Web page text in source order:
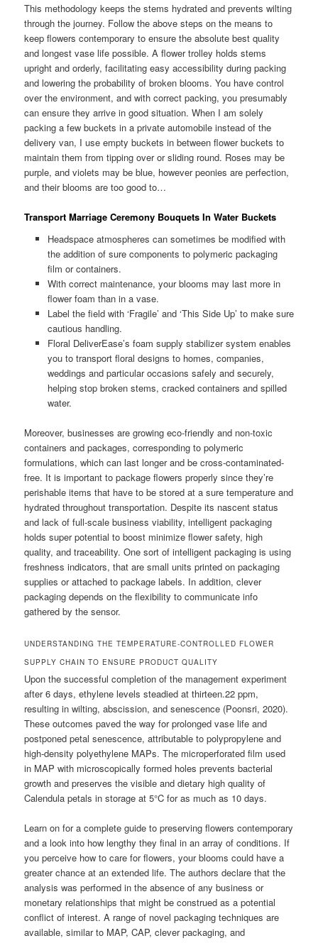
This methodology keeps the stems hydrated and prevents wilting
through the journey. Follow the above steps on the means to
keep flowers contemporary to ensure the absolute best quality
and longest vase life possible. A flower trolley holds stems
upright and orderly, facilitating easy accessibility during packing
and lowering the probability of broken blooms. You have control
over the environment, and with correct packing, you presumably
can ensure they arrive in good situation. When I am solely
packing a few buckets in a private automobile instead of the
delivery van, I use empty buckets in between flower buckets to
maintain them from tipping over or sliding round. Roses may be
purple, and violets may be blue, however peonies are perfection,
and their blooms are too good to…
Transport Marriage Ceremony Bouquets In Water Buckets
Headspace atmospheres can sometimes be modified with
the addition of sure components to polymeric packaging
film or containers.
With correct maintenance, your blooms may last more in
flower foam than in a vase.
Label the field with ‘Fragile’ and ‘This Side Up’ to make sure
cautious handling.
Floral DeliverEase’s foam supply stabilizer system enables
you to transport floral designs to homes, companies,
weddings and particular occasions safely and securely,
helping stop broken stems, cracked containers and spilled
water.
Moreover, businesses are growing eco-friendly and non-toxic
containers and packages, corresponding to polymeric
formulations, which can last longer and be cross-contaminated-
free. It is important to package flowers properly since they’re
perishable items that have to be stored at a sure temperature and
hydrated throughout transportation. Despite its nascent status
and lack of full-scale business viability, intelligent packaging
holds super potential to boost minimize flower safety, high
quality, and traceability. One sort of intelligent packaging is using
freshness indicators, that are small units printed on packaging
supplies or attached to package labels. In addition, clever
packaging depends on the flexibility to communicate info
gathered by the sensor.
UNDERSTANDING THE TEMPERATURE-CONTROLLED FLOWER
SUPPLY CHAIN TO ENSURE PRODUCT QUALITY
Upon the successful completion of the management experiment
after 6 days, ethylene levels steadied at thirteen.22 ppm,
resulting in wilting, abscission, and senescence (Poonsri, 2020).
These outcomes paved the way for prolonged vase life and
postponed petal senescence, attributable to polypropylene and
high-density polyethylene MAPs. The microperforated film used
in MAP with microscopically formed holes prevents bacterial
growth and preserves the visible and dietary high quality of
Calendula petals in storage at 5°C for as much as 10 days.
Learn on for a complete guide to preserving flowers contemporary
and a look into how lengthy they final in an array of conditions. If
you perceive how to care for flowers, your blooms could have a
greater chance at an extended life. The authors declare that the
analysis was performed in the absence of any business or
monetary relationships that might be construed as a potential
conflict of interest. A range of novel packaging techniques are
available, similar to MAP, CAP, clever packaging, and